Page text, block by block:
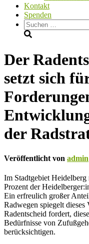
Kontakt
Spenden
Suchen
nach:
Der
setzt sich
der
Veröffentlicht von admin
Im Stadtgebiet
Prozent der
Ein erfreulich großer
Radwegen spiegelt
Radentscheid fordert,
Bedürfnisse von
berücksichtigen.